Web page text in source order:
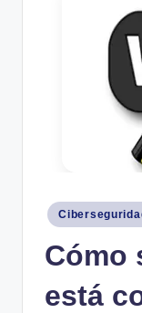
Publicado
en
Cómo
está